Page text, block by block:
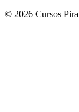
© 2026 Cursos